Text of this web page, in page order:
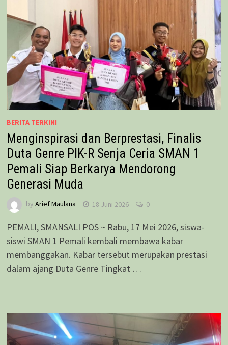
BERITA TERKINI
Menginspirasi dan Berprestasi, Finalis
Duta Genre PIK-R Senja Ceria SMAN 1
Pemali Siap Berkarya Mendorong
Generasi Muda
by Arief Maulana 18 Juni 2026 0
PEMALI, SMANSALI POS ~ Rabu, 17 Mei 2026, siswa-
siswi SMAN 1 Pemali kembali membawa kabar
membanggakan. Kabar tersebut merupakan prestasi
dalam ajang Duta Genre Tingkat …